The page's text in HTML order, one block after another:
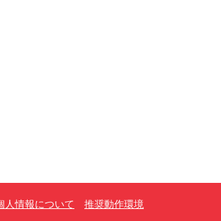
人情報について
推奨動作環境